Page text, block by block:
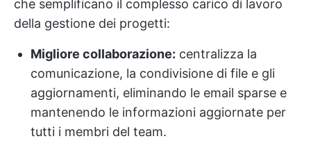
che semplificano il complesso carico di lavoro
della gestione dei progetti:
Migliore collaborazione: centralizza la
comunicazione, la condivisione di file e gli
aggiornamenti, eliminando le email sparse e
mantenendo le informazioni aggiornate per
tutti i membri del team.